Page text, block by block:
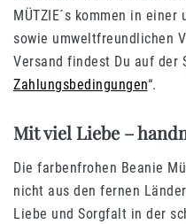
MÜTZIE´s kommen in
sowie umweltfreundlichen
Versand findest Du auf der
Zahlungsbedingungen“.
Mit viel Liebe –
Die farbenfrohen Beanie
nicht aus den fernen
Liebe und Sorgfalt in der